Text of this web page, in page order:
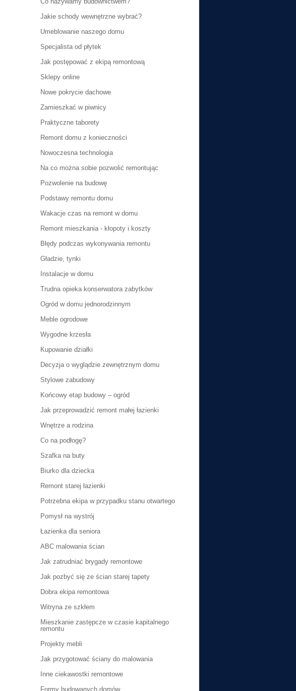
Jakie schody wewnętrzne wybrać?
Umeblowanie naszego domu
Specjalista od płytek
Jak postępować z ekipą remontową
Sklepy online
Nowe pokrycie dachowe
Zamieszkać w piwnicy
Praktyczne taborety
Remont domu z konieczności
Nowoczesna technologia
Na co można sobie pozwolić remontując
Pozwolenie na budowę
Podstawy remontu domu
Wakacje czas na remont w domu
Remont mieszkania - kłopoty i koszty
Błędy podczas wykonywania remontu
Gładzie, tynki
Instalacje w domu
Trudna opieka konserwatora zabytków
Ogród w domu jednorodzinnym
Meble ogrodowe
Wygodne krzesła
Kupowanie działki
Decyzja o wyglądzie zewnętrznym domu
Stylowe zabudowy
Końcowy etap budowy – ogród
Jak przeprowadzić remont małej łazienki
Wnętrze a rodzina
Co na podłogę?
Szafka na buty
Biurko dla dziecka
Remont starej łazienki
Potrzebna ekipa w przypadku stanu otwartego
Pomysł na wystrój
Łazienka dla seniora
ABC malowania ścian
Jak zatrudniać brygady remontowe
Jak pozbyć się ze ścian starej tapety
Dobra ekipa remontowa
Witryna ze szkłem
Mieszkanie zastępcze w czasie kapitalnego
remontu
Projekty mebli
Jak przygotować ściany do malowania
Inne ciekawostki remontowe
Formy budowanych domów